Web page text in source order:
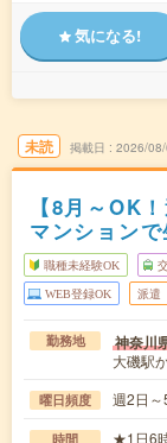
気になる!
未読 掲載日 2026/
【8月～OK
マンション
職種未経験OK
WEB登録OK 派遣
勤務地 神奈川
大磯駅
曜日頻度 週2日
時間
★1日6